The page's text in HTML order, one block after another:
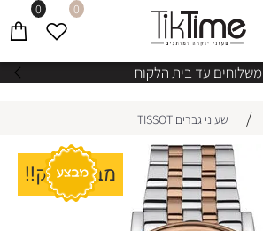
משלוחים עד בית הלקוח
0 0
/ שעוני גברים TISSOT
מבצע ענק!!